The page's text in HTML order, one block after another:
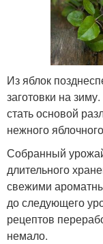
Из яблок
заготовки на
стать основой
нежного
Собранный
длительного
свежими
до следующего
рецептов
немало.